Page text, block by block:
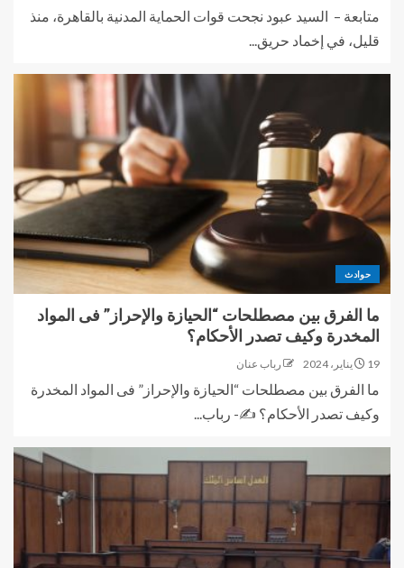
متابعة – السيد عبود نجحت قوات الحماية المدنية بالقاهرة، منذ
قليل، في إخماد حريق...
حوادث
ما الفرق بين مصطلحات “الحيازة والإحراز” فى المواد
المخدرة وكيف تصدر الأحكام؟
19 يناير، 2024 رباب عنان
ما الفرق بين مصطلحات “الحيازة والإحراز” فى المواد المخدرة
وكيف تصدر الأحكام؟ ✍- رباب...